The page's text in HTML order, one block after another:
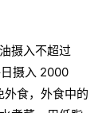
摄入不超过
摄入 2000
食，外食中的